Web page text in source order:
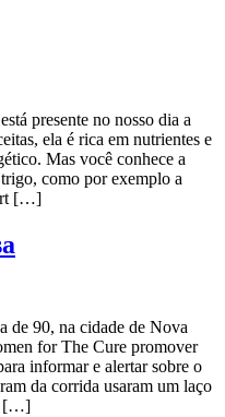
presente no nosso dia a
ela é rica em nutrientes e
Mas você conhece a
como por exemplo a
[…]
de 90, na cidade de Nova
for The Cure promover
informar e alertar sobre o
da corrida usaram um laço
[…]